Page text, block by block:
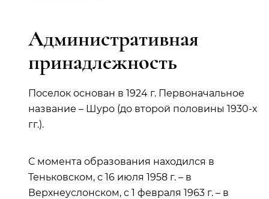
Административная
принадлежность
Поселок основан в 1924 г. Первоначальное
название – Шуро (до второй половины 1930-х
гг.).
С момента образования находился в
Теньковском, с 16 июля 1958 г. – в
Верхнеуслонском, с 1 февраля 1963 г. – в